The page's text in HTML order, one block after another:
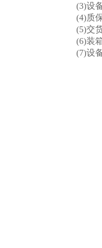
(3)设
(4)质
(5)交
(6)装
(7)设